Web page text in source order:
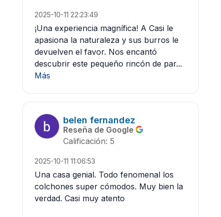
2025-10-11 22:23:49
¡Una experiencia magnífica! A Casi le
apasiona la naturaleza y sus burros le
devuelven el favor. Nos encantó
descubrir este pequeño rincón de par...
Más
belen fernandez
Reseña de Google
Calificación: 5
2025-10-11 11:06:53
Una casa genial. Todo fenomenal los
colchones super cómodos. Muy bien la
verdad. Casi muy atento